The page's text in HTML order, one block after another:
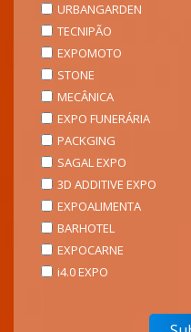
URBANGARDEN
TECNIPÃO
EXPOMOTO
STONE
MECÂNICA
EXPO FUNERÁRIA
PACKGING
SAGAL EXPO
3D ADDITIVE EXPO
EXPOALIMENTA
BARHOTEL
EXPOCARNE
i4.0 EXPO